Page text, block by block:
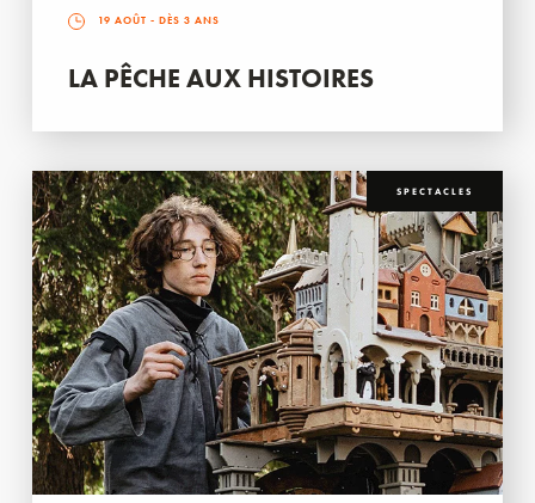
19 AOÛT - DÈS 3 ANS
LA PÊCHE AUX HISTOIRES
SPECTACLES